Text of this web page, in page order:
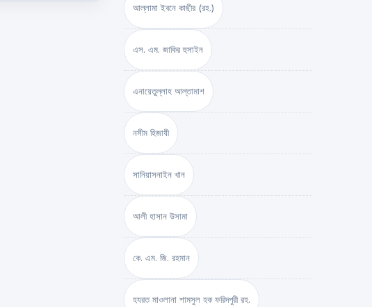
আল্লামা ইবনে কাছীর (রহ.)
এস. এম. জাকির হুসাইন
এনায়েতুল্লাহ আল্‌তামাশ
নসীম হিজাযী
সানিয়াসনাইন খান
আলী হাসান উসামা
কে. এম. জি. রহমান
হযরত মাওলানা শামসুল হক ফরিদপুরী রহ.